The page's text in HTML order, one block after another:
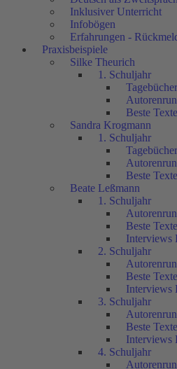
Inklusiver Unterricht
Infobögen
Erfahrungen -
Praxisbeispiele
Silke Theurich
1. Schuljahr
Tagebücher
Beste Texte
Sandra Krogmann
1. Schuljahr
Tagebücher
Beste Texte
Beate Leßmann
1. Schuljahr
Beste Texte
Interviews
2. Schuljahr
Beste Texte
Interviews
3. Schuljahr
Beste Texte
Interviews
4. Schuljahr